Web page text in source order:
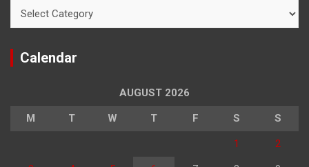
Calendar
AUGUST 2026
M T W T F S S
1 2